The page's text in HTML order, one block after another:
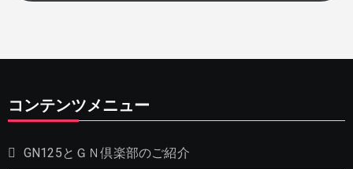
コンテンツメニュー
GN125とＧＮ倶楽部のご紹介